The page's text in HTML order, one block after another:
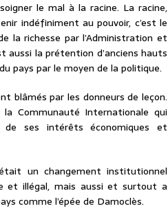
le mal à la racine. La racine,
indéfiniment au pouvoir, c’est le
la richesse par l’Administration et
aussi la prétention d’anciens hauts
pays par le moyen de la politique.
blâmés par les donneurs de leçon.
Communauté Internationale qui
ses intérêts économiques et
un changement institutionnel
et illégal, mais aussi et surtout a
comme l’épée de Damoclès.